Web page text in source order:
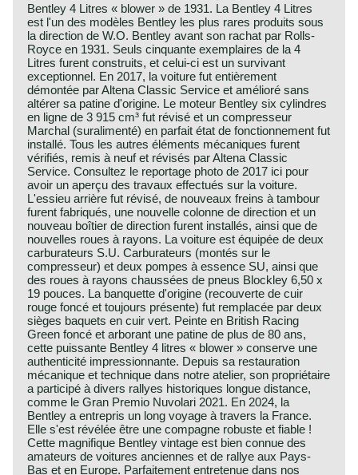
Bentley 4 Litres « blower » de 1931. La Bentley 4 Litres
est l'un des modèles Bentley les plus rares produits sous
la direction de W.O. Bentley avant son rachat par Rolls-
Royce en 1931. Seuls cinquante exemplaires de la 4
Litres furent construits, et celui-ci est un survivant
exceptionnel. En 2017, la voiture fut entièrement
démontée par Altena Classic Service et amélioré sans
altérer sa patine d'origine. Le moteur Bentley six cylindres
en ligne de 3 915 cm³ fut révisé et un compresseur
Marchal (suralimenté) en parfait état de fonctionnement fut
installé. Tous les autres éléments mécaniques furent
vérifiés, remis à neuf et révisés par Altena Classic
Service. Consultez le reportage photo de 2017 ici pour
avoir un aperçu des travaux effectués sur la voiture.
L'essieu arrière fut révisé, de nouveaux freins à tambour
furent fabriqués, une nouvelle colonne de direction et un
nouveau boîtier de direction furent installés, ainsi que de
nouvelles roues à rayons. La voiture est équipée de deux
carburateurs S.U. Carburateurs (montés sur le
compresseur) et deux pompes à essence SU, ainsi que
des roues à rayons chaussées de pneus Blockley 6,50 x
19 pouces. La banquette d'origine (recouverte de cuir
rouge foncé et toujours présente) fut remplacée par deux
sièges baquets en cuir vert. Peinte en British Racing
Green foncé et arborant une patine de plus de 80 ans,
cette puissante Bentley 4 litres « blower » conserve une
authenticité impressionnante. Depuis sa restauration
mécanique et technique dans notre atelier, son propriétaire
a participé à divers rallyes historiques longue distance,
comme le Gran Premio Nuvolari 2021. En 2024, la
Bentley a entrepris un long voyage à travers la France.
Elle s'est révélée être une compagne robuste et fiable !
Cette magnifique Bentley vintage est bien connue des
amateurs de voitures anciennes et de rallye aux Pays-
Bas et en Europe. Parfaitement entretenue dans nos